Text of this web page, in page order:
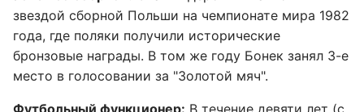
звездой сборной Польши на чемпионате мира 1982
года, где поляки получили исторические
бронзовые награды. В том же году Бонек занял 3-е
место в голосовании за "Золотой мяч".